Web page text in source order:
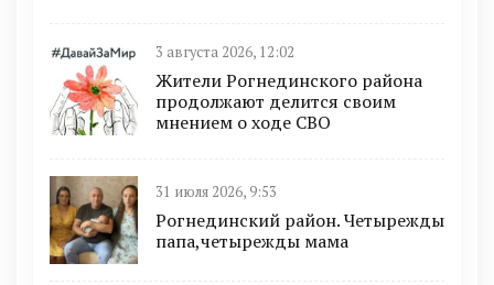
3 августа 2026, 12:02
Жители Рогнединского района
продолжают делится своим
мнением о ходе СВО
31 июля 2026, 9:53
Рогнединский район. Четырежды
папа,четырежды мама